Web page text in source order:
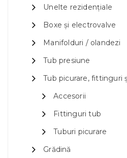
Unelte rezidențiale
Boxe și electrovalve
Manifolduri / olandezi
Tub presiune
Tub picurare, fittinguri
Accesorii
Fittinguri tub
Tuburi picurare
Grădină